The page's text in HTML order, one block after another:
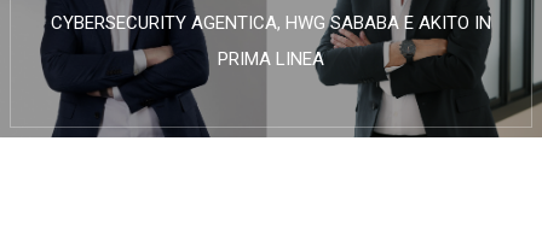
CYBERSECURITY AGENTICA, HWG SABABA E AKITO IN
PRIMA LINEA